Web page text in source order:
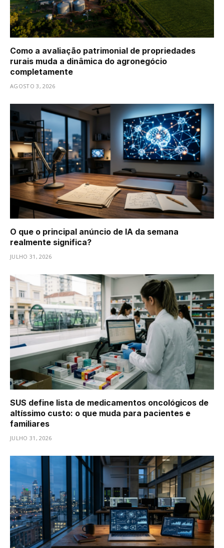
Como a avaliação patrimonial de propriedades
rurais muda a dinâmica do agronegócio
completamente
AGOSTO 3, 2026
O que o principal anúncio de IA da semana
realmente significa?
JULHO 31, 2026
SUS define lista de medicamentos oncológicos de
altíssimo custo: o que muda para pacientes e
familiares
JULHO 31, 2026